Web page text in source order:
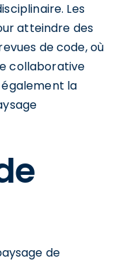
Les
atteindre des
de code, où
collaborative
la
de